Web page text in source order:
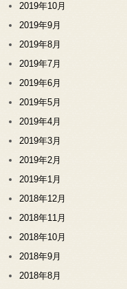
2019年10月
2019年9月
2019年8月
2019年7月
2019年6月
2019年5月
2019年4月
2019年3月
2019年2月
2019年1月
2018年12月
2018年11月
2018年10月
2018年9月
2018年8月